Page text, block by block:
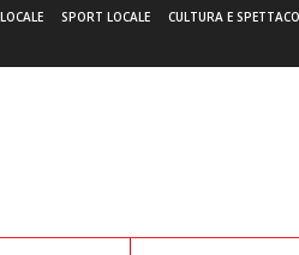
SPORT LOCALE CULTURA E